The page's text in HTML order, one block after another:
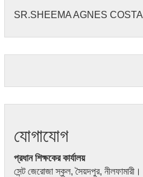
SR.SHEEMA AGNES COSTA
যোগাযোগ
প্রধান শিক্ষকের কার্যালয়
সেন্ট জেরোজা স্কুল, সৈয়দপুর, নীলফামারী।